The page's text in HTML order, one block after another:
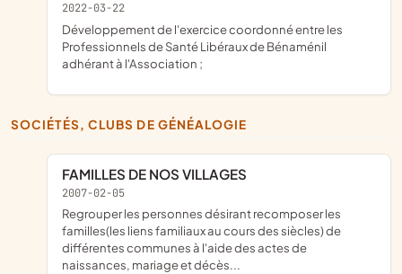
2022-03-22
développement de l'exercice coordonné entre les
Professionnels de Santé Libéraux de Bénaménil
adhérant à l'Association ;
SOCIÉTÉS, CLUBS DE GÉNÉALOGIE
FAMILLES DE NOS VILLAGES
2007-02-05
Regrouper les personnes désirant recomposer les
familles(les liens familiaux au cours des siècles) de
différentes communes à l'aide des actes de
naissances, mariage et décès...